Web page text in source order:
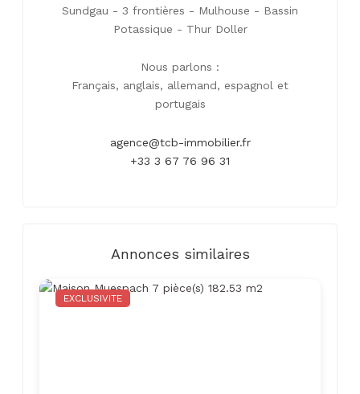
Sundgau - 3 frontières - Mulhouse - Bassin
Potassique - Thur Doller
Nous parlons :
Français, anglais, allemand, espagnol et
portugais
agence@tcb-immobilier.fr
+33 3 67 76 96 31
Annonces similaires
EXCLUSIVITE